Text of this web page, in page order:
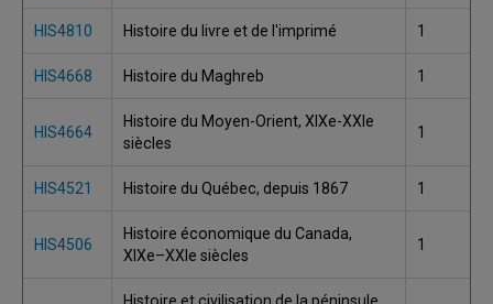
HIS4810 Histoire du livre et de l'imprimé 1
HIS4668 Histoire du Maghreb 1
HIS4664
Histoire du Moyen-Orient, XIXe-XXIe
siècles
1
HIS4521 Histoire du Québec, depuis 1867 1
HIS4506
Histoire économique du Canada,
XIXe–XXIe siècles
1